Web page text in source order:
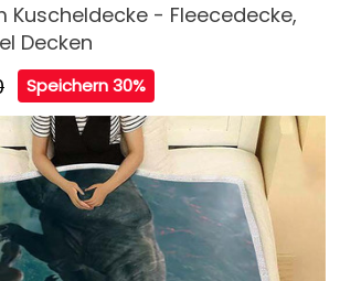
Kuscheldecke - Fleecedecke,
Decken
Speichern 30%